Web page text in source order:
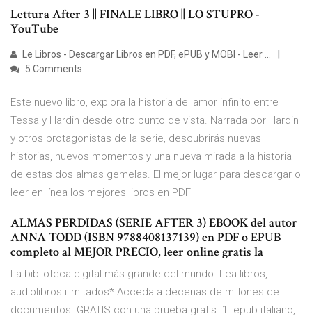
Lettura After 3 || FINALE LIBRO || LO STUPRO -
YouTube
Le Libros - Descargar Libros en PDF, ePUB y MOBI - Leer ...
5 Comments
Este nuevo libro, explora la historia del amor infinito entre
Tessa y Hardin desde otro punto de vista. Narrada por Hardin
y otros protagonistas de la serie, descubrirás nuevas
historias, nuevos momentos y una nueva mirada a la historia
de estas dos almas gemelas. El mejor lugar para descargar o
leer en línea los mejores libros en PDF
ALMAS PERDIDAS (SERIE AFTER 3) EBOOK del autor
ANNA TODD (ISBN 9788408137139) en PDF o EPUB
completo al MEJOR PRECIO, leer online gratis la
La biblioteca digital más grande del mundo. Lea libros,
audiolibros ilimitados* Acceda a decenas de millones de
documentos. GRATIS con una prueba gratis 1. epub italiano,